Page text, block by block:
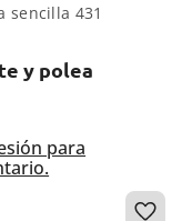
sencilla 431
y polea
para